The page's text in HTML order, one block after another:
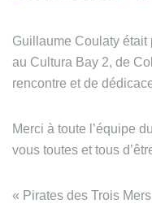
Guillaume Coulaty était
au Cultura Bay 2, de
rencontre et de
Merci à toute l’équipe
vous toutes et tous
« Pirates des Trois